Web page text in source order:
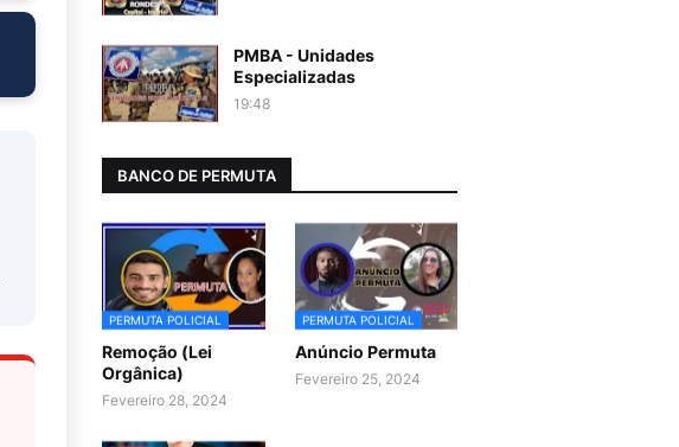
PMBA - Unidades
Especializadas
19:48
BANCO DE PERMUTA
PERMUTA POLICIAL
Remoção (Lei
Orgânica)
Fevereiro 28, 2024
PERMUTA POLICIAL
Anúncio Permuta
Fevereiro 25, 2024